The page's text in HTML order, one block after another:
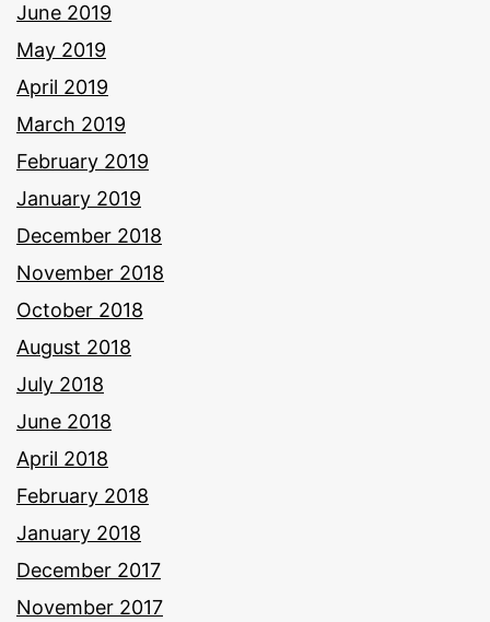
June 2019
May 2019
April 2019
March 2019
February 2019
January 2019
December 2018
November 2018
October 2018
August 2018
July 2018
June 2018
April 2018
February 2018
January 2018
December 2017
November 2017